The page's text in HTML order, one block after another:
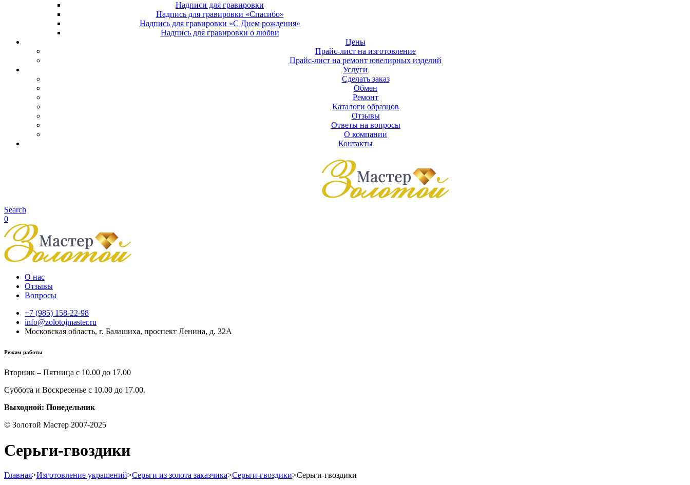
Надписи для гравировки
Надпись для гравировки «Спасибо»
Надпись для гравировки «С Днем рождения»
Надпись для гравировки о любви
Цены
Прайс-лист на изготовление
Прайс-лист на ремонт ювелирных изделий
Услуги
Сделать заказ
Обмен
Ремонт
Каталоги образцов
Отзывы
Ответы на вопросы
О компании
Контакты
Search
0
О нас
Отзывы
Вопросы
+7 (985) 158-22-98
info@zolotojmaster.ru
Московская область, г. Балашиха, проспект Ленина, д. 32А
Режим работы
Вторник – Пятница с 10.00 до 17.00
Суббота и Воскресенье с 10.00 до 17.00.
Выходной: Понедельник
© Золотой Мастер 2007-2025
Серьги-гвоздики
Главная>Изготовление украшений>Серьги из золота заказчика>Серьги-гвоздики>Серьги-гвоздики